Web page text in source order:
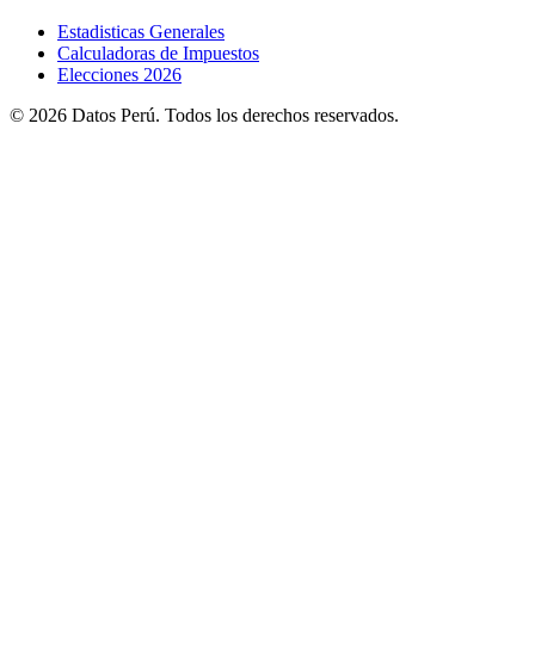
Estadisticas Generales
Calculadoras de Impuestos
Elecciones 2026
© 2026 Datos Perú. Todos los derechos reservados.